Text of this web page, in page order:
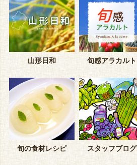
山形日和 旬感アラカルト
旬の食材レシピ スタッフブログ